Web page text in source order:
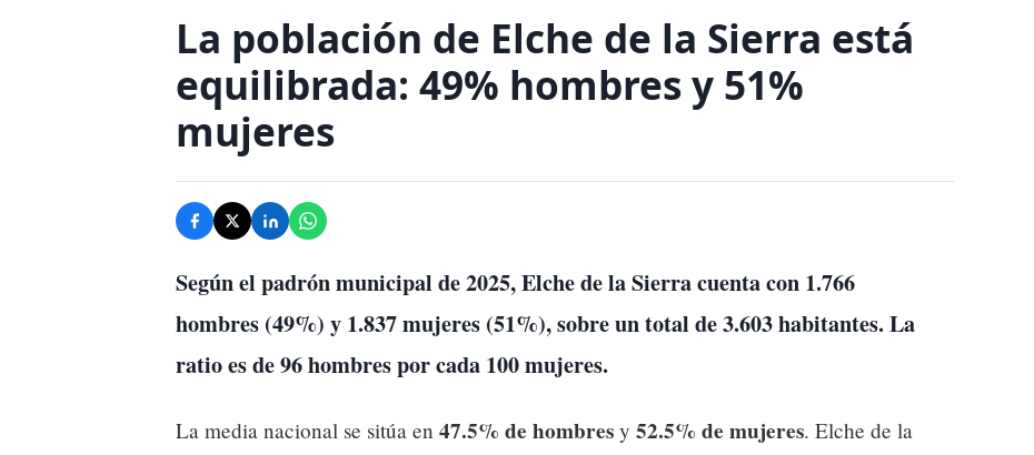
La población de Elche de la Sierra está
equilibrada: 49% hombres y 51%
mujeres
Según el padrón municipal de 2025,Elche de la Sierracuenta con 1.766
hombres (49%) y 1.837 mujeres (51%), sobre un total de 3.603 habitantes. La
ratio es de96 hombres por cada 100 mujeres.
La media nacional se sitúa en 47.5% de hombres y 52.5% de mujeres. Elche de la